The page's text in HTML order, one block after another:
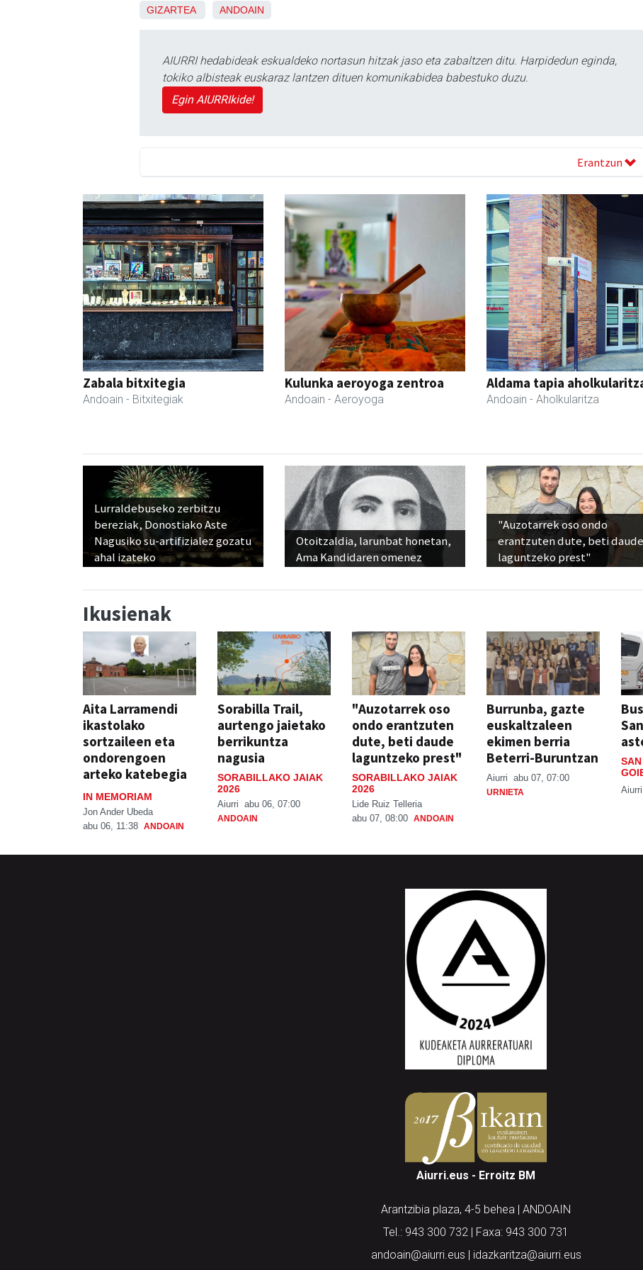
GIZARTEA ANDOAIN
AIURRI hedabideak eskualdeko nortasun hitzak jaso eta zabaltzen ditu. Harpidedun eginda,
tokiko albisteak euskaraz lantzen dituen komunikabidea babestuko duzu.
Egin AIURRIkide!
Erantzun
Zabala bitxitegia
Andoain - Bitxitegiak
Kulunka aeroyoga zentroa
Andoain - Aeroyoga
Aldama tapia
Andoain - Aholkularitza
Lurraldebuseko zerbitzu
bereziak, Donostiako Aste
Nagusiko su-artifizialez gozatu
ahal izateko
Otoitzaldia, larunbat honetan,
Ama Kandidaren omenez
"Auzotarrek oso ondo
erantzuten dute, beti daude
laguntzeko prest"
Ikusienak
Aita Larramendi
ikastolako
sortzaileen eta
ondorengoen
arteko katebegia
IN MEMORIAM
Jon Ander Ubeda
abu 06, 11:38 ANDOAIN
Sorabilla Trail,
aurtengo jaietako
berrikuntza
nagusia
SORABILLAKO JAIAK
2026
Aiurri abu 06, 07:00
ANDOAIN
"Auzotarrek oso
ondo erantzuten
dute, beti daude
laguntzeko prest"
SORABILLAKO JAIAK
2026
Lide Ruiz Telleria
abu 07, 08:00 ANDOAIN
Burrunba, gazte
euskaltzaleen
ekimen berria
Beterri-Buruntzan
Aiurri abu 07, 07:00
URNIETA Aiurri
Aiurri.eus - Erroitz BM
Arantzibia plaza, 4-5 behea | ANDOAIN
Tel.: 943 300 732 | Faxa: 943 300 731
andoain@aiurri.eus | idazkaritza@aiurri.eus